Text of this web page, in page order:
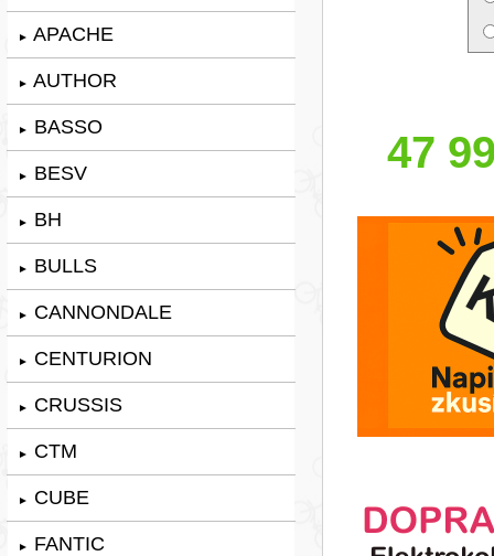
► APACHE
► AUTHOR
► BASSO
► BESV
► BH
► BULLS
► CANNONDALE
► CENTURION
► CRUSSIS
► CTM
► CUBE
► FANTIC
47